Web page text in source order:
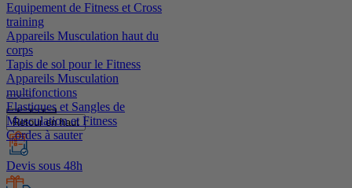
Equipement de Fitness et Cross
training
Appareils Musculation haut du
corps
Tapis de sol pour le Fitness
Appareils Musculation
multifonctions
Elastiques et Sangles de
Musculation et Fitness
Cordes à sauter
Retour en haut
Devis sous 48h